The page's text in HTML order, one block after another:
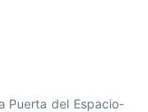
Puerta del Espacio-